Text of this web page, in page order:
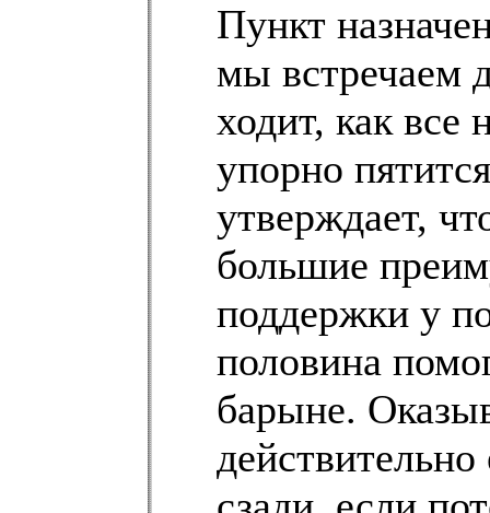
Пункт
мы встречаем
ходит, как все
упорно
утверждает,
большие
поддержки у
половина
барыне.